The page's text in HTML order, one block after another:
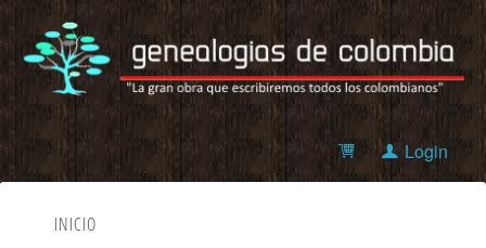
Login
INICIO